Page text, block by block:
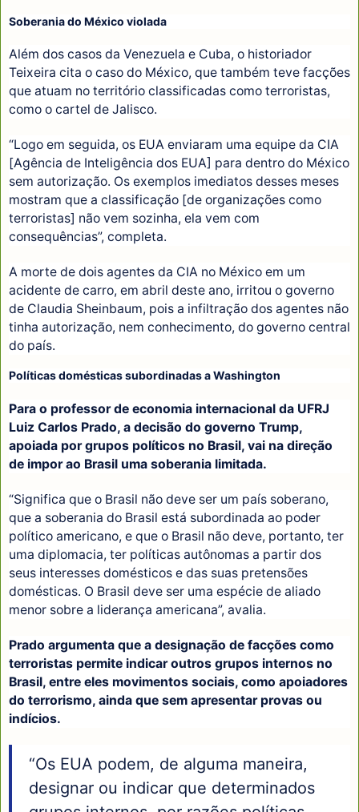
Soberania do México violada
Além dos casos da Venezuela e Cuba, o historiador
Teixeira cita o caso do México, que também teve facções
que atuam no território classificadas como terroristas,
como o cartel de Jalisco.
“Logo em seguida, os EUA enviaram uma equipe da CIA
[Agência de Inteligência dos EUA] para dentro do México
sem autorização. Os exemplos imediatos desses meses
mostram que a classificação [de organizações como
terroristas] não vem sozinha, ela vem com
consequências”, completa.
A morte de dois agentes da CIA no México em um
acidente de carro, em abril deste ano, irritou o governo
de Claudia Sheinbaum, pois a infiltração dos agentes não
tinha autorização, nem conhecimento, do governo central
do país.
Políticas domésticas subordinadas a Washington
Para o professor de economia internacional da UFRJ
Luiz Carlos Prado, a decisão do governo Trump,
apoiada por grupos políticos no Brasil, vai na direção
de impor ao Brasil uma soberania limitada.
“Significa que o Brasil não deve ser um país soberano,
que a soberania do Brasil está subordinada ao poder
político americano, e que o Brasil não deve, portanto, ter
uma diplomacia, ter políticas autônomas a partir dos
seus interesses domésticos e das suas pretensões
domésticas. O Brasil deve ser uma espécie de aliado
menor sobre a liderança americana”, avalia.
Prado argumenta que a designação de facções como
terroristas permite indicar outros grupos internos no
Brasil, entre eles movimentos sociais, como apoiadores
do terrorismo, ainda que sem apresentar provas ou
indícios.
“Os EUA podem, de alguma maneira,
designar ou indicar que determinados